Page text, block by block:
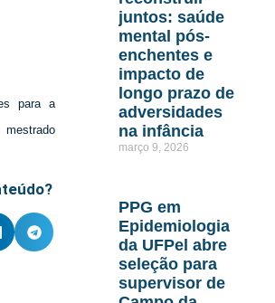
para a
juntos: saúde
mental pós-
enchentes e
impacto de
longo prazo de
adversidades
na infância
março 9, 2026
PPG em
Epidemiologia
da UFPel abre
seleção para
supervisor de